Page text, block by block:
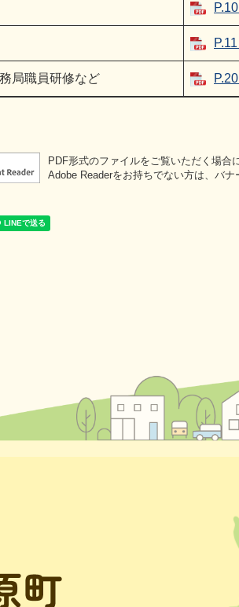
局職員研修など
PDF形式のファイルをご覧いただく場合
Adobe Readerをお持ちでない方は、バ